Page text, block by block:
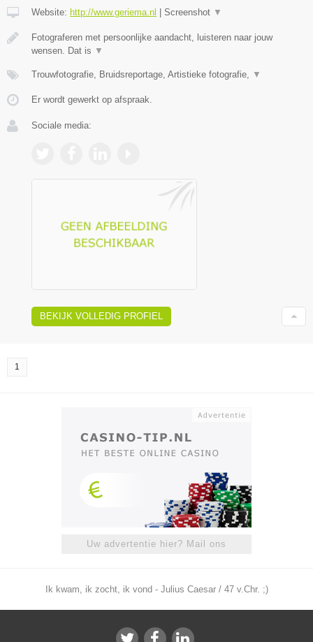
Website: http://www.geriema.nl Screenshot ▼
Fotograferen met persoonlijke aandacht, luisteren naar jouw
wensen. Dat is ▼
Trouwfotografie, Bruidsreportage, Artistieke fotografie, ▼
Er wordt gewerkt op afspraak.
Sociale media:
BEKIJK VOLLEDIG PROFIEL
1
Uw advertentie hier? Mail ons
Ik kwam, ik zocht, ik vond - Julius Caesar / 47 v.Chr. ;)